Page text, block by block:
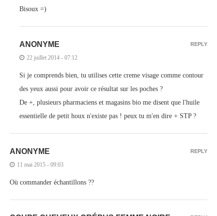
Bisoux =)
ANONYME
22 juillet 2014 - 07:12
Si je comprends bien, tu utilises cette creme visage comme contour
des yeux aussi pour avoir ce résultat sur les poches ?
De +, plusieurs pharmaciens et magasins bio me disent que l'huile
essentielle de petit houx n'existe pas ! peux tu m'en dire + STP ?
REPLY
ANONYME
11 mai 2015 - 09:03
Où commander échantillons ??
REPLY